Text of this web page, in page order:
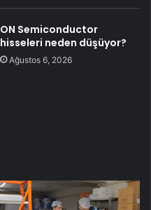
ON Semiconductor
hisseleri neden düşüyor?
Ağustos 6, 2026